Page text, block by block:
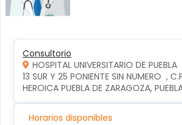
Consultorio
HOSPITAL UNIVERSITARIO DE PUEBLA
13 SUR Y 25 PONIENTE SIN NUMERO  ,
HEROICA PUEBLA DE ZARAGOZA,
Horarios disponibles